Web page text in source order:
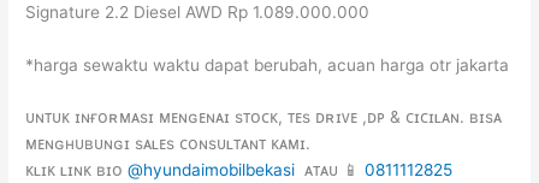
Signature 2.2 Diesel AWD Rp 1.089.000.000
*harga sewaktu waktu dapat berubah, acuan harga otr jakarta
ᴜɴᴛᴜᴋ ɪɴғᴏʀᴍᴀsɪ ᴍᴇɴɢᴇɴᴀɪ sᴛᴏᴄᴋ, ᴛᴇs ᴅʀɪᴠᴇ ,ᴅᴘ & ᴄɪᴄɪʟᴀɴ. ʙɪsᴀ
ᴍᴇɴɢʜᴜʙᴜɴɢɪ sᴀʟᴇs ᴄᴏɴsᴜʟᴛᴀɴᴛ ᴋᴀᴍɪ.
ᴋʟɪᴋ ʟɪɴᴋ ʙɪᴏ@hyundaimobilbekasi ᴀᴛᴀᴜ 📱0811112825